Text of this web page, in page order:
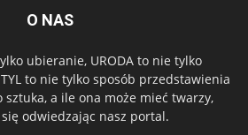
O NAS
ubieranie, URODA to nie tylko
to nie tylko sposób przedstawienia
sztuka, a ile ona może mieć twarzy,
odwiedzając nasz portal.